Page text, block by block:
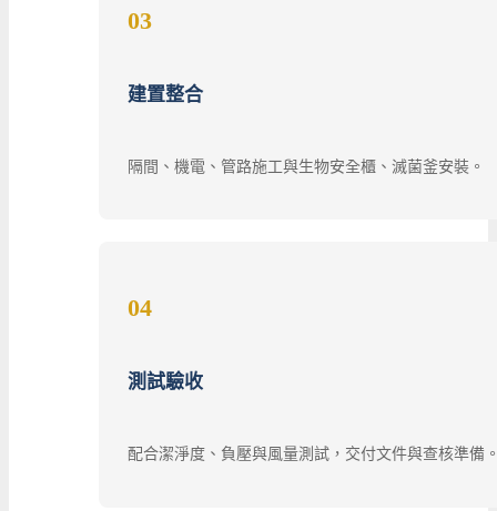
03
建置整合
隔間、機電、管路施工與生物安全櫃、滅菌釜安裝。
04
測試驗收
配合潔淨度、負壓與風量測試，交付文件與查核準備